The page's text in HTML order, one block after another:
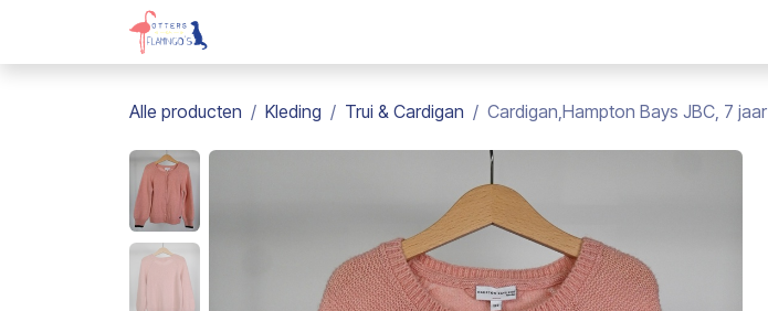
Overslaan naar inhoud
Alle producten Kleding Trui & Cardigan Cardigan,Hampton Bays JBC, 7 jaar